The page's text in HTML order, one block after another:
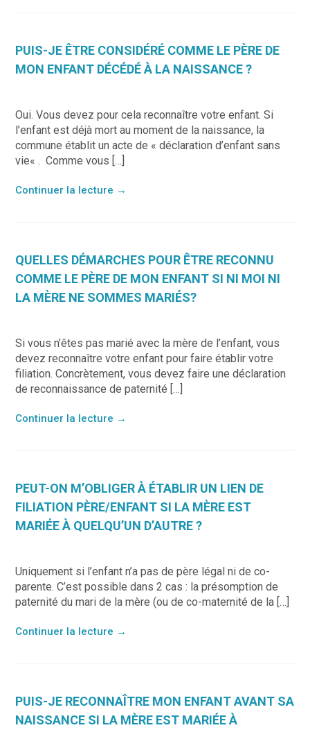
PUIS-JE ÊTRE CONSIDÉRÉ COMME LE PÈRE DE
MON ENFANT DÉCÉDÉ À LA NAISSANCE ?
Oui. Vous devez pour cela reconnaître votre enfant. Si
l’enfant est déjà mort au moment de la naissance, la
commune établit un acte de « déclaration d’enfant sans
vie« . Comme vous […]
Continuer la lecture →
QUELLES DÉMARCHES POUR ÊTRE RECONNU
COMME LE PÈRE DE MON ENFANT SI NI MOI NI
LA MÈRE NE SOMMES MARIÉS?
Si vous n’êtes pas marié avec la mère de l’enfant, vous
devez reconnaître votre enfant pour faire établir votre
filiation. Concrètement, vous devez faire une déclaration
de reconnaissance de paternité […]
Continuer la lecture →
PEUT-ON M’OBLIGER À ÉTABLIR UN LIEN DE
FILIATION PÈRE/ENFANT SI LA MÈRE EST
MARIÉE À QUELQU’UN D’AUTRE ?
Uniquement si l’enfant n’a pas de père légal ni de co-
parente. C’est possible dans 2 cas : la présomption de
paternité du mari de la mère (ou de co-maternité de la […]
Continuer la lecture →
PUIS-JE RECONNAÎTRE MON ENFANT AVANT SA
NAISSANCE SI LA MÈRE EST MARIÉE À